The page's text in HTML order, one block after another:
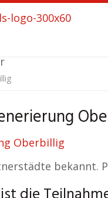
SEO
bekannt.